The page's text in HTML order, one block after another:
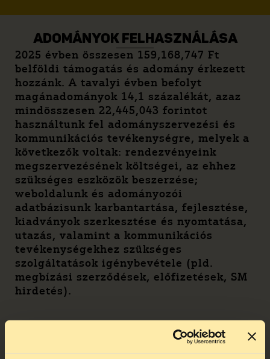
ADOMÁNYOK FELHASZNÁLÁSA
2025 évben összesen 159,168,747 Ft
belföldi támogatás és adomány érkezett
hozzánk. A tavalyi évben befolyt
magánadományok 14,1 százalékát, azaz
mindösszesen 22,445,043 forintot
használtunk fel adományszervezési és
kommunikációs tevékenységre, melyek a
következők voltak: rendezvényeink
megszervezésének költségei, az ehhez
szükséges eszközök beszerzése;
weboldalunk és adományozói
adatbázisunk karbantartása, fejlesztése,
kiadványok szerkesztése és nyomtatása,
utazás, valamint a kommunikációs
tevékenységekhez szükséges
szolgáltatások igénybevétele (pld.
megbízási szerződések, előfizetések, SM
hirdetés).